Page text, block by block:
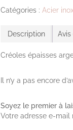
Catégories : Acier
Description Avis
Créoles épaisses
Il n’y a pas encore
Soyez le premier à
Votre adresse e-mail